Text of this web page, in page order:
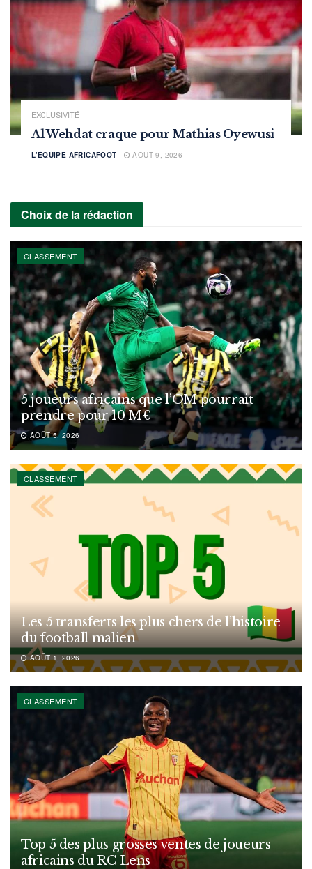
EXCLUSIVITÉ
Al Wehdat craque pour Mathias Oyewusi
L'ÉQUIPE AFRICAFOOT AOÛT 9, 2026
Choix de la rédaction
CLASSEMENT
5 joueurs africains que l’OM pourrait
prendre pour 10 M€
AOÛT 5, 2026
CLASSEMENT
Les 5 transferts les plus chers de l’histoire
du football malien
AOÛT 1, 2026
CLASSEMENT
Top 5 des plus grosses ventes de joueurs
africains du RC Lens